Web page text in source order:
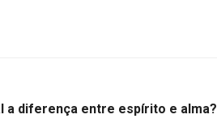
a diferença entre espírito e alma?